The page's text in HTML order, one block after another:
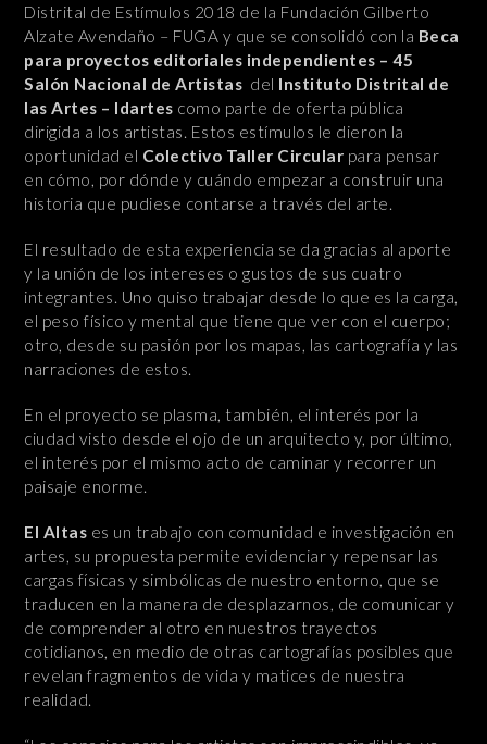
Distrital de Estímulos 2018 de la Fundación Gilberto
Alzate Avendaño – FUGA y que se consolidó con la Beca
para proyectos editoriales independientes – 45
Salón Nacional de Artistas del Instituto Distrital de
las Artes – Idartes como parte de oferta pública
dirigida a los artistas. Estos estímulos le dieron la
oportunidad el Colectivo Taller Circular para pensar
en cómo, por dónde y cuándo empezar a construir una
historia que pudiese contarse a través del arte.
El resultado de esta experiencia se da gracias al aporte
y la unión de los intereses o gustos de sus cuatro
integrantes. Uno quiso trabajar desde lo que es la carga,
el peso físico y mental que tiene que ver con el cuerpo;
otro, desde su pasión por los mapas, las cartografía y las
narraciones de estos.
En el proyecto se plasma, también, el interés por la
ciudad visto desde el ojo de un arquitecto y, por último,
el interés por el mismo acto de caminar y recorrer un
paisaje enorme.
El Altas es un trabajo con comunidad e investigación en
artes, su propuesta permite evidenciar y repensar las
cargas físicas y simbólicas de nuestro entorno, que se
traducen en la manera de desplazarnos, de comunicar y
de comprender al otro en nuestros trayectos
cotidianos, en medio de otras cartografías posibles que
revelan fragmentos de vida y matices de nuestra
realidad.